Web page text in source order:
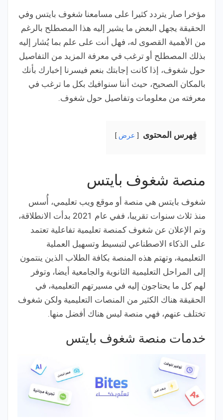
مؤخرا صار يتردد كثيرا على مسامعنا شغوف بايتس وفي
الحقيقة يجهل البعض ما يشير إليه هذا المصطلح بالرغم
من الأهمية القصوى له، فهل أنت على علم بما يُشار إليه
بذلك المصطلح أو ترغب في معرفة المزيد من التفاصيل
حول شغوف، إذا كانت إجابتك بنعم فيسرنا إخبارك بأنك
بالمكان الصحيح، حيث أننا سنوافيك بكل ما ترغب في
معرفته من معلومات وتفاصيل حول شغوف.
فِهرس المحتوى عرض
منصة شغوف بايتس
شغوف بايتس هي منصة أو موقع ويب تعليمي، أُسس
منذ ثلاث سنوات تقريبا، ففي عام 2021 بدأت الانطلاقة،
وتم الإعلان عن شغوف كمنصة تعليمية تفاعلية تعتمد
على الذكاء الاصطناعي لتبسيط وتسهيل العملية
التعليمية، وتهتم هذه المنصة بكافة الطلاب الذين ينتمون
إلى المراحل التعليمية الثانوية والجامعية أيضا، وتوفر
لهم كل ما يحتاجون إليه في مسيرتهم التعليمية، في
الحقيقة هناك الكثير من المنصات التعليمية ولكن شغوف
تختلف عنهم، فهي منصة ليس هناك أفضل منها.
خدمات منصة شغوف بايتس